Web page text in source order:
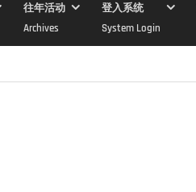
往年活动
Archives
登入系统
System Login